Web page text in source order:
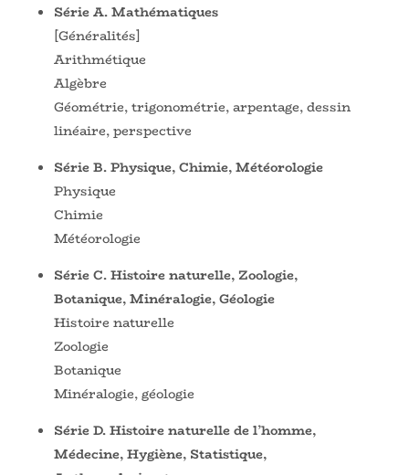
Série A. Mathématiques
[Généralités]
Arithmétique
Algèbre
Géométrie, trigonométrie, arpentage, dessin
linéaire, perspective
Série B. Physique, Chimie, Météorologie
Physique
Chimie
Météorologie
Série C. Histoire naturelle, Zoologie,
Botanique, Minéralogie, Géologie
Histoire naturelle
Zoologie
Botanique
Minéralogie, géologie
Série D. Histoire naturelle de l’homme,
Médecine, Hygiène, Statistique,